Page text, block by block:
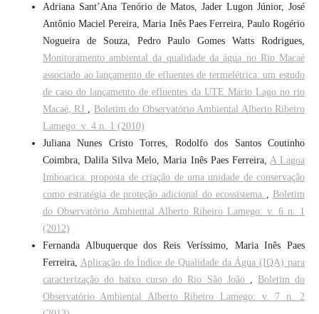
Adriana Sant’Ana Tenório de Matos, Jader Lugon Júnior, José
Antônio Maciel Pereira, Maria Inês Paes Ferreira, Paulo Rogério
Nogueira de Souza, Pedro Paulo Gomes Watts Rodrigues,
Monitoramento ambiental da qualidade da água no Rio Macaé
associado ao lançamento de efluentes de termelétrica: um estudo
de caso do lançamento de efluentes da UTE Mário Lago no rio
Macaé, RJ
Boletim do Observatório Ambiental Alberto Ribeiro
Lamego: v. 4 n. 1 (2010)
Juliana Nunes Cristo Torres, Rodolfo dos Santos Coutinho
Coimbra, Dalila Silva Melo, Maria Inês Paes Ferreira, A Lagoa
Imboacica: proposta de criação de uma unidade de conservação
como estratégia de proteção adicional do ecossistema
Boletim
do Observatório Ambiental Alberto Ribeiro Lamego: v. 6 n. 1
(2012)
Fernanda Albuquerque dos Reis Veríssimo, Maria Inês Paes
Ferreira, Aplicação do Índice de Qualidade da Água (IQA) para
caracterização do baixo curso do Rio São João
Boletim do
Observatório Ambiental Alberto Ribeiro Lamego: v. 7 n. 2